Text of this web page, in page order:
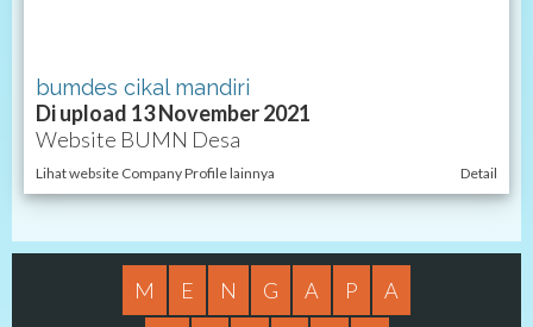
bumdes cikal mandiri
Di upload 13 November 2021
Website BUMN Desa
Lihat website Company Profile lainnya Detail
M E N G A P
A